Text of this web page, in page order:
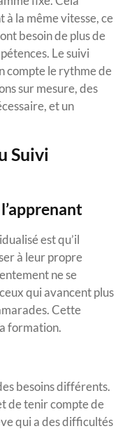
à la même vitesse, ce
besoin de plus de
Le suivi
compte le rythme de
sur mesure, des
et un
Suivi
est qu’il
à leur propre
ne se
qui avancent plus
Cette
formation.
besoins différents.
de tenir compte de
qui a des difficultés